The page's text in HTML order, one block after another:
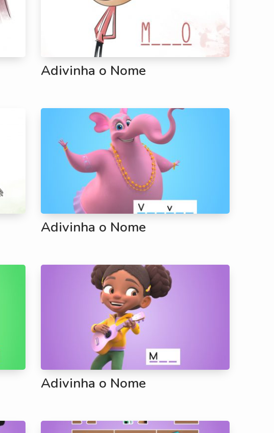
Adivinha o Nome
Adivinha o Nome
Adivinha o Nome